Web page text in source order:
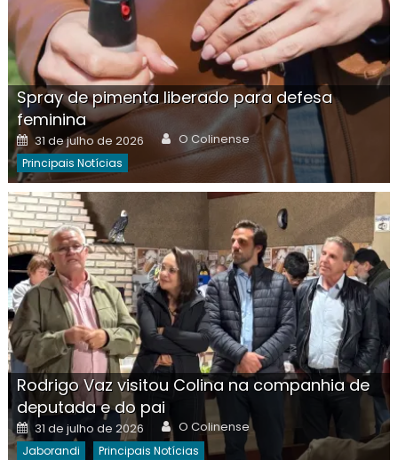
Spray de pimenta liberado para defesa
feminina
Posted
on
31 de julho de 2026 Author
O Colinense
Principais Notícias
Rodrigo Vaz visitou Colina na companhia de
deputada e do pai
Posted
on
31 de julho de 2026 Author
O Colinense
Jaborandi Principais Notícias